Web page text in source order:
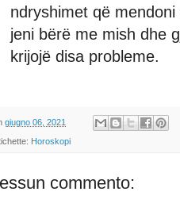
ndryshimet që
jeni bërë me mish dhe
krijojë disa probleme.
giugno 06, 2021
Horoskopi
commento: